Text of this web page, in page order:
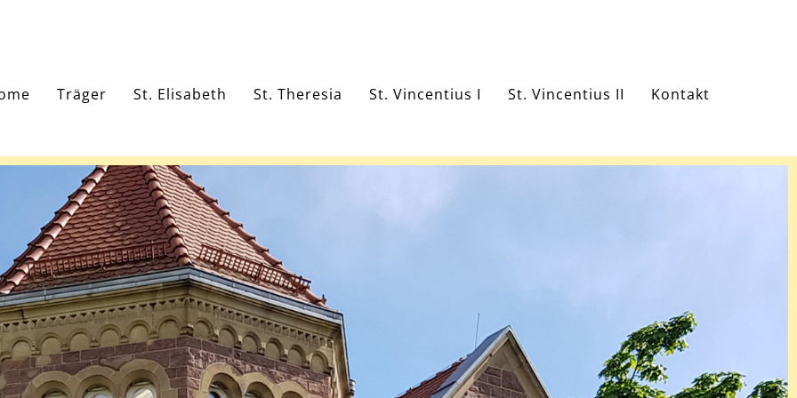
Träger St. Elisabeth St. Theresia St. Vincentius I St. Vincentius II Kontakt